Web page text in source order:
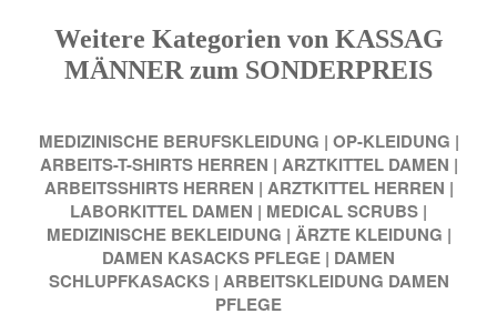
Weitere Kategorien von KASSAG
MÄNNER zum SONDERPREIS
MEDIZINISCHE BERUFSKLEIDUNG | OP-KLEIDUNG |
ARBEITS-T-SHIRTS HERREN | ARZTKITTEL DAMEN |
ARBEITSSHIRTS HERREN | ARZTKITTEL HERREN |
LABORKITTEL DAMEN | MEDICAL SCRUBS |
MEDIZINISCHE BEKLEIDUNG | ÄRZTE KLEIDUNG |
DAMEN KASACKS PFLEGE | DAMEN
SCHLUPFKASACKS | ARBEITSKLEIDUNG DAMEN
PFLEGE